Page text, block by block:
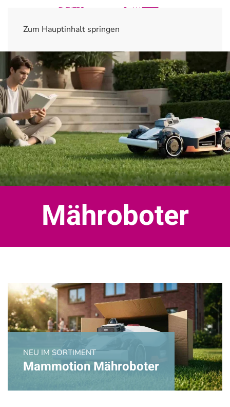
Zum Hauptinhalt springen
Mähroboter
NEU IM SORTIMENT
Mammotion Mähroboter